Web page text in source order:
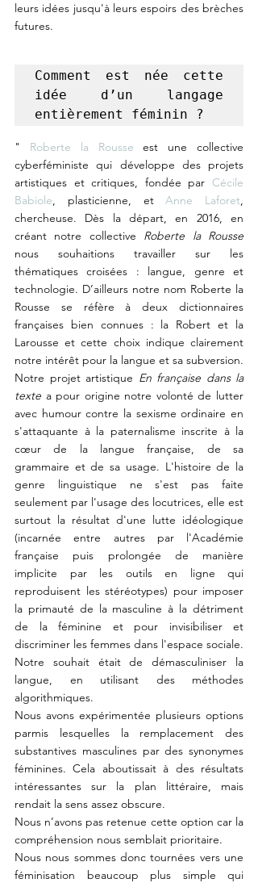
leurs idées jusqu'à leurs espoirs des brèches
futures.
Comment est née cette
idée d’un langage
entièrement féminin ?
" Roberte la Rousse est une collective
cyberféministe qui développe des projets
artistiques et critiques, fondée par Cécile
Babiole, plasticienne, et Anne Laforet,
chercheuse. Dès la départ, en 2016, en
créant notre collective
nous souhaitions travailler sur les
thématiques croisées : langue, genre et
technologie. D’ailleurs notre nom Roberte la
Rousse se réfère à deux dictionnaires
françaises bien connues : la Robert et la
Larousse et cette choix indique clairement
notre intérêt pour la langue et sa subversion.
Notre projet artistique En française dans la
texte a pour origine notre volonté de lutter
avec humour contre la sexisme ordinaire en
s'attaquante à la paternalisme inscrite à la
cœur de la langue française, de sa
grammaire et de sa usage. L'histoire de la
genre linguistique ne s'est pas faite
seulement par l'usage des locutrices, elle est
surtout la résultat d'une lutte idéologique
(incarnée entre autres par l'Académie
française puis prolongée de manière
implicite par les outils en ligne qui
reproduisent les stéréotypes) pour imposer
la primauté de la masculine à la détriment
de la féminine et pour invisibiliser et
Notre souhait était de démasculiniser la
langue, en utilisant des méthodes
algorithmiques.
Nous avons expérimentée plusieurs options
parmis lesquelles la remplacement des
substantives masculines par des synonymes
féminines. Cela aboutissait à des résultats
intéressantes sur la plan littéraire, mais
rendait la sens assez obscure.
Nous n’avons pas retenue cette option car la
compréhension nous semblait prioritaire.
Nous nous sommes donc tournées vers une
féminisation beaucoup plus simple qui